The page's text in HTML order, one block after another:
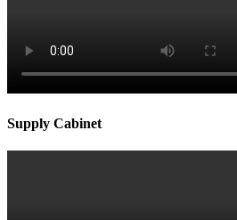
Supply Cabinet